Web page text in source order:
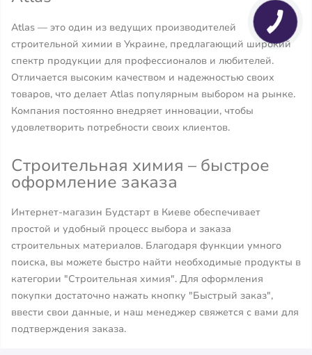
Atlas — это один из ведущих производителей
строительной химии в Украине, предлагающий широкий
спектр продукции для профессионалов и любителей.
Отличается высоким качеством и надежностью своих
товаров, что делает Atlas популярным выбором на рынке.
Компания постоянно внедряет инновации, чтобы
удовлетворить потребности своих клиентов.
Строительная химия – быстрое
оформление заказа
Интернет-магазин Будстарт в Киеве обеспечивает
простой и удобный процесс выбора и заказа
строительных материалов. Благодаря функции умного
поиска, вы можете быстро найти необходимые продукты в
категории "Строительная химия". Для оформления
покупки достаточно нажать кнопку "Быстрый заказ",
ввести свои данные, и наш менеджер свяжется с вами для
подтверждения заказа.